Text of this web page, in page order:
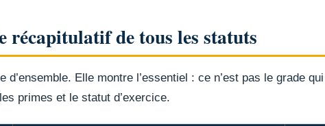
récapitulatif de tous les statuts
d’ensemble. Elle montre l’essentiel : ce n’est pas le grade
primes et le statut d’exercice.